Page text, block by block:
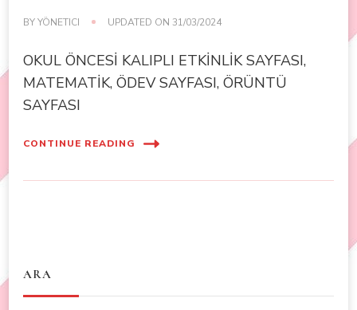
BYYÖNETICI UPDATED ON 31/03/2024
OKUL ÖNCESİ KALIPLI ETKİNLİK SAYFASI,
MATEMATİK, ÖDEV SAYFASI, ÖRÜNTÜ
SAYFASI
CONTINUE READING
ARA